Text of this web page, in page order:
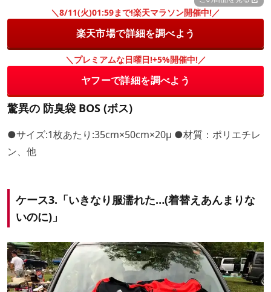
＼8/11(火)01:59まで!楽天マラソン開催中!／
楽天市場で詳細を調べよう
＼プレミアムな日曜日!+5%開催中!／
ヤフーで詳細を調べよう
驚異の 防臭袋 BOS (ボス)
●サイズ:1枚あたり:35cm×50cm×20μ ●材質：ポリエチレ
ン、他
ケース3.「いきなり服濡れた…(着替えあんまりな
いのに)」